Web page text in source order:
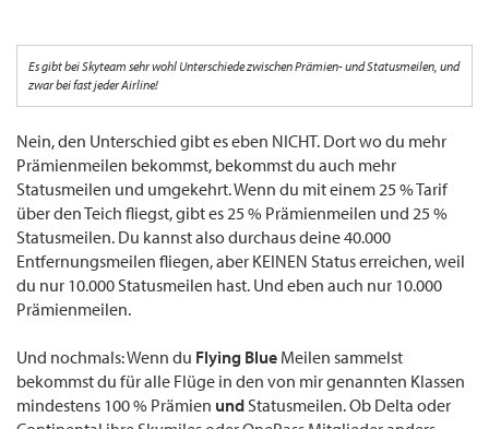
Es gibt bei Skyteam sehr wohl Unterschiede zwischen Prämien- und Statusmeilen, und
zwar bei fast jeder Airline!
Nein, den Unterschied gibt es eben NICHT. Dort wo du mehr
Prämienmeilen bekommst, bekommst du auch mehr
Statusmeilen und umgekehrt. Wenn du mit einem 25 % Tarif
über den Teich fliegst, gibt es 25 % Prämienmeilen und 25 %
Statusmeilen. Du kannst also durchaus deine 40.000
Entfernungsmeilen fliegen, aber KEINEN Status erreichen, weil
du nur 10.000 Statusmeilen hast. Und eben auch nur 10.000
Prämienmeilen.
Und nochmals: Wenn du Flying Blue Meilen sammelst
bekommst du für alle Flüge in den von mir genannten Klassen
mindestens 100 % Prämien undStatusmeilen. Ob Delta oder